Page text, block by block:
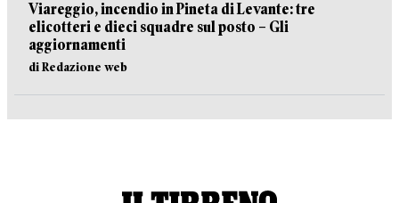
Viareggio, incendio in Pineta di Levante: tre
elicotteri e dieci squadre sul posto – Gli
aggiornamenti
di Redazione web